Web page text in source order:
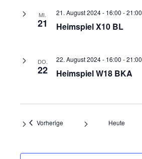
MI.
21 Heimspiel X10 BL
21. August 2024 - 16:00 -21:00
DO.
22 Heimspiel W18 BKA
22. August 2024 - 16:00 -21:00
VorherigeVeranstaltungen Heute